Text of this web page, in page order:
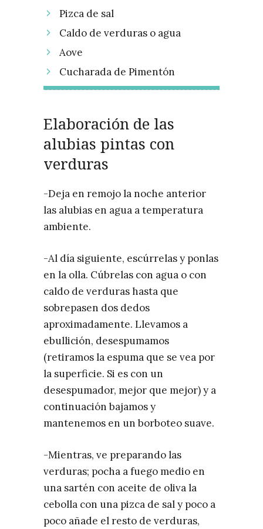
Pizca de sal
Caldo de verduras o agua
Aove
Cucharada de Pimentón
Elaboración de las
alubias pintas con
verduras
-Deja en remojo la noche anterior
las alubias en agua a temperatura
ambiente.
-Al día siguiente, escúrrelas y ponlas
en la olla. Cúbrelas con agua o con
caldo de verduras hasta que
sobrepasen dos dedos
aproximadamente. Llevamos a
ebullición, desespumamos
(retiramos la espuma que se vea por
la superficie. Si es con un
desespumador, mejor que mejor) y a
continuación bajamos y
mantenemos en un borboteo suave.
-Mientras, ve preparando las
verduras; pocha a fuego medio en
una sartén con aceite de oliva la
cebolla con una pizca de sal y poco a
poco añade el resto de verduras,